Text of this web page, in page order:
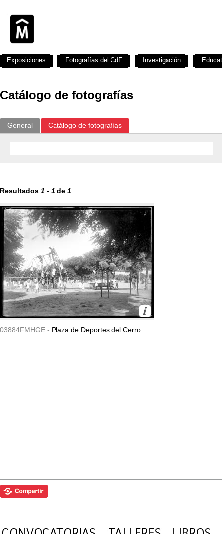
Catálogo de fotografías
General Catálogo de fotografías
Resultados 1 - 1 de 1
03884FMHGE - Plaza de Deportes del Cerro.
Exposiciones Fotografías del CdF Investigación